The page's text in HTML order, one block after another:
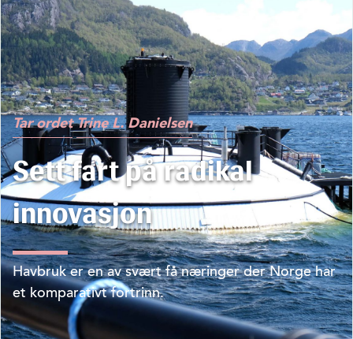
Tar ordet Trine L. Danielsen
Sett fart på radikal
innovasjon
Havbruk er en av svært få næringer der Norge har
et komparativt fortrinn.